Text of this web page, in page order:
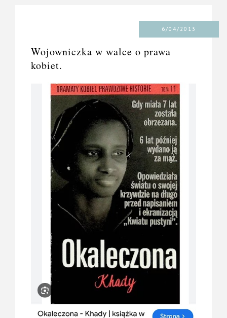
6/04/2013
Wojowniczka w walce o prawa
kobiet.